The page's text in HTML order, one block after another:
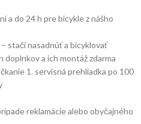
a do 24 h pre bicykle z nášho
stačí nasadnúť a bicyklovať
a ich montáž zdarma
1. servisná prehliadka po 100
reklamácie alebo obyčajného